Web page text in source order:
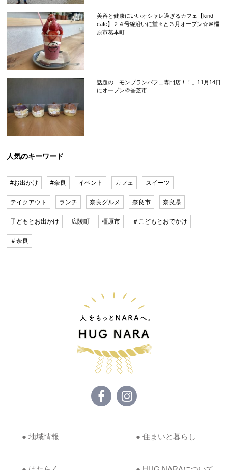
美容と健康にいいオシャレ過ぎるカフェ【kind
cafe】２４号線沿いに堂々と３月オープン☆＠橿
原市葛本町
話題の「モンブランパフェ専門店！！」11月14日
にオープン＠香芝市
人気のキーワード
#お出かけ #奈良 イベント カフェ スイーツ
テイクアウト ランチ 奈良グルメ 奈良市 奈良県
子どもとお出かけ 広陵町 橿原市 ＃こどもとおでかけ
＃奈良
● 地域情報 ● 住まいと暮らし